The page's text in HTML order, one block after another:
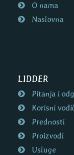
O nama
Naslovna
LIDDER
Pitanja i
Korisni
Prednosti
Proizvodi
Usluge